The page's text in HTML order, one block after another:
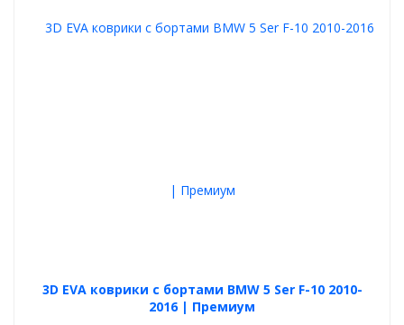
3D EVA коврики с бортами BMW 5 Ser F-10 2010-
2016 | Премиум